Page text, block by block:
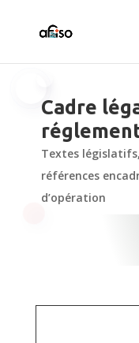
Cadre
Textes
références
d’opération